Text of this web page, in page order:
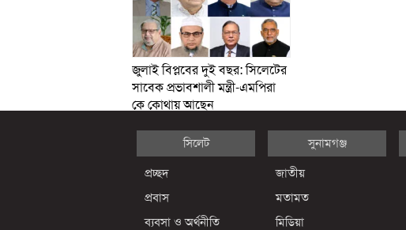
জুলাই বিপ্লবের দুই বছর: সিলেটের
সাবেক প্রভাবশালী মন্ত্রী-এমপিরা
কে কোথায় আছেন
সিলেট সুনামগঞ্জ
প্রচ্ছদ জাতীয়
প্রবাস
মতামত
ব্যবসা ও অর্থনীতি
মিডিয়া